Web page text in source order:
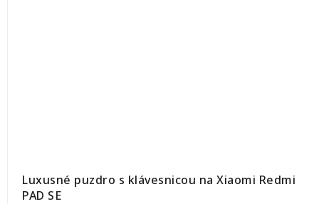
Luxusné puzdro s klávesnicou na Xiaomi Redmi
PAD SE